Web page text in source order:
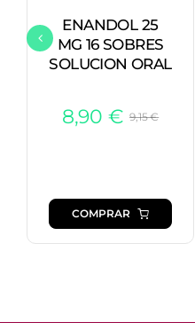
ENANDOL 25
MG 16 SOBRES
SOLUCION ORAL
9,15€El
era:
9,15
8,90 €
El
es:
COMPRAR